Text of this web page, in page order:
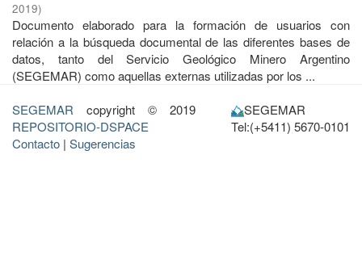
2019)
Documento elaborado para la formación de usuarios con
relación a la búsqueda documental de las diferentes bases de
datos, tanto del Servicio Geológico Minero Argentino
(SEGEMAR) como aquellas externas utilizadas por los ...
SEGEMAR copyright © 2019
REPOSITORIO-DSPACE
Contacto | Sugerencias
SEGEMAR
Tel:(+5411) 5670-0101